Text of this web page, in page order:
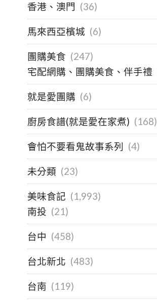
香港、澳門 (36)
馬來西亞檳城 (6)
團購美食 (247)
宅配網購、團購美食、伴手禮
就是愛團購 (6)
廚房食譜(就是愛在家煮) (168)
會怕不要看鬼故事系列 (4)
未分類 (23)
美味食記 (1,993)
南投 (21)
台中 (458)
台北新北 (483)
台南 (119)